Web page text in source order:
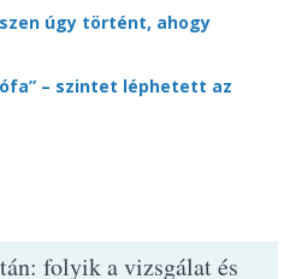
úgy történt, ahogy
– szintet léphetett az
folyik a vizsgálat és